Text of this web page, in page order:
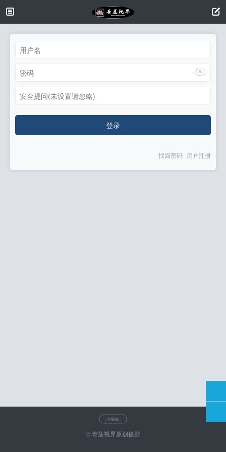
安全提问(未设置请忽略)
登录
找回密码 用户注册
电脑版
© 青莲视界原创摄影